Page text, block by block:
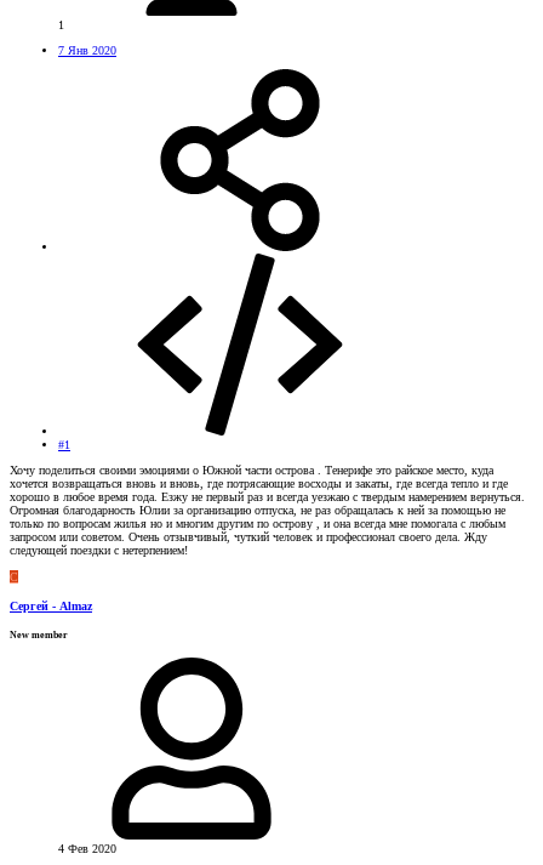
1
7 Янв 2020
#1
Хочу поделиться своими эмоциями о Южной части острова . Тенерифе это райское место, куда
хочется возвращаться вновь и вновь, где потрясающие восходы и закаты, где всегда тепло и где
хорошо в любое время года. Езжу не первый раз и всегда уезжаю с твердым намерением вернуться.
Огромная благодарность Юлии за организацию отпуска, не раз обращалась к ней за помощью не
только по вопросам жилья но и многим другим по острову , и она всегда мне помогала с любым
запросом или советом. Очень отзывчивый, чуткий человек и профессионал своего дела. Жду
следующей поездки с нетерпением!
С
Сергей - Almaz
New member
4 Фев 2020